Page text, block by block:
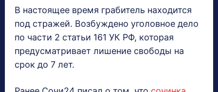
В настоящее время грабитель находится
под стражей. Возбуждено уголовное дело
по части 2 статьи 161 УК РФ, которая
предусматривает лишение свободы на
срок до 7 лет.